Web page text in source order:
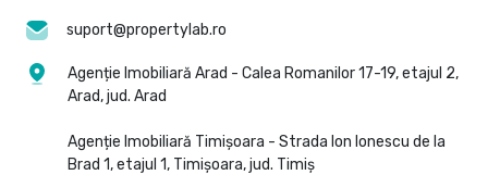
suport@propertylab.ro
Agenție Imobiliară Arad - Calea Romanilor 17-19, etajul 2,
Arad, jud. Arad
Agenție Imobiliară Timișoara - Strada Ion Ionescu de la
Brad 1, etajul 1, Timișoara, jud. Timiș